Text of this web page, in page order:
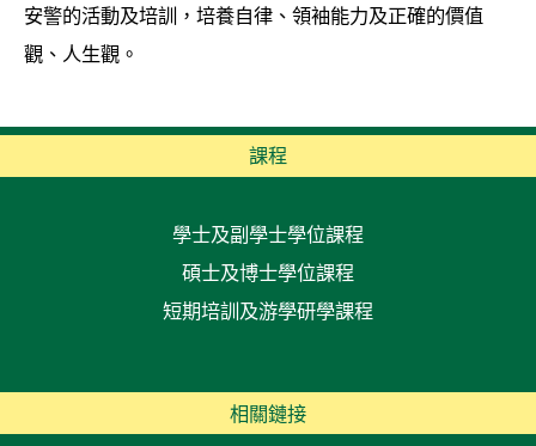
安警的活動及培訓，培養自律、領袖能力及正確的價值
觀、人生觀。
課程
學士及副學士學位課程
碩士及博士學位課程
短期培訓及游學研學課程
相關鏈接